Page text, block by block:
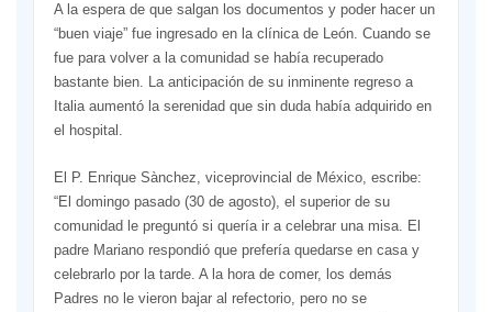
A la espera de que salgan los documentos y poder hacer un
“buen viaje” fue ingresado en la clínica de León. Cuando se
fue para volver a la comunidad se había recuperado
bastante bien. La anticipación de su inminente regreso a
Italia aumentó la serenidad que sin duda había adquirido en
el hospital.
El P. Enrique Sànchez, viceprovincial de México, escribe:
“El domingo pasado (30 de agosto), el superior de su
comunidad le preguntó si quería ir a celebrar una misa. El
padre Mariano respondió que prefería quedarse en casa y
celebrarlo por la tarde. A la hora de comer, los demás
Padres no le vieron bajar al refectorio, pero no se